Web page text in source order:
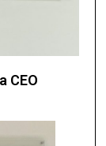
CEO